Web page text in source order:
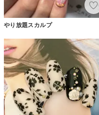
やり放題スカルプ